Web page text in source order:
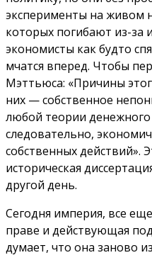
эксперименты на живом
которых погибают из-за
экономисты как будто
мчатся вперед. Чтобы
Мэттьюса: «Причины
них — собственное
любой теории
следовательно,
собственных действий».
историческая
другой день.
Сегодня империя, все
праве и действующая
думает, что она заново